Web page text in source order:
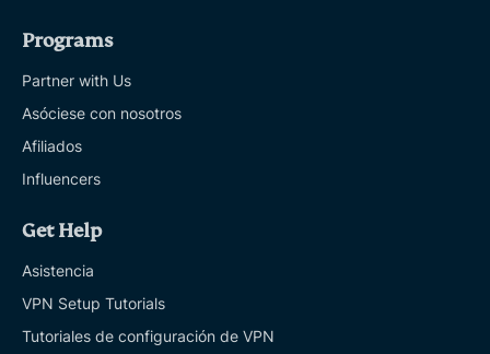
Programs
Partner with Us
Asóciese con nosotros
Afiliados
Influencers
Get Help
Asistencia
VPN Setup Tutorials
Tutoriales de configuración de VPN